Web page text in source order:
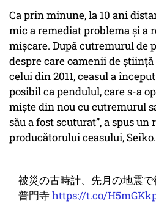
Ca prin minune, la 10 ani
mic a remediat problema și a
mișcare. După cutremurul de
despre care oamenii de
celui din 2011, ceasul a
posibil ca pendulul, care s-a
miște din nou cu cutremurul
său a fost scuturat”, a spus
producătorului ceasului, Seiko.
被災の古時計、先月の地震
普門寺https://t.co/